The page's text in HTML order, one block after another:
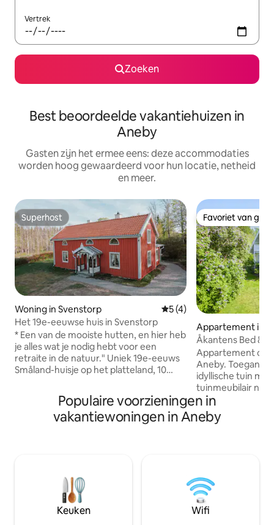
Vertrek
Zoeken
Best beoordeelde vakantiehuizen in
Aneby
Gasten zijn het ermee eens: deze accommodaties
worden hoog gewaardeerd voor hun locatie, netheid
en meer.
Superhost
Superhost
Woning in Svenstorp Gemiddelde beoordeling
5 (4)
Het 19e-eeuwse huis in Svenstorp
* Een van de mooiste hutten, en hier heb
je alles wat je nodig hebt voor een
retraite in de natuur." Uniek 19e-eeuws
Småland-huisje op het platteland, 10
Jönköping. Het huis is gerestaureerd in
een stijl die past bij de periode, met
wiggezaagde en met de hand
geschaafde grenen vloeren, een op
eeuwse sfeer wordt gecombineerd met
modern comfort in een ontspannen
omgeving in het hoogland van Småland.
Geniet van een kopje koffie op de
Favoriet van
Favoriet van
Appartement in
Åkantens Bed &
worden
Appartement
Aneby. Toegang tot een grote mooie
idyllische tuin
tuinmeubilair naast
steiger is op een
een barbecue
gebruiken. Tuin met kippenboerderij en
(foto) Het
een keuken om
en een bank met
slaapbanken,
Populaire voorzieningen in
vakantiewoningen in Aneby
Keuken Wifi